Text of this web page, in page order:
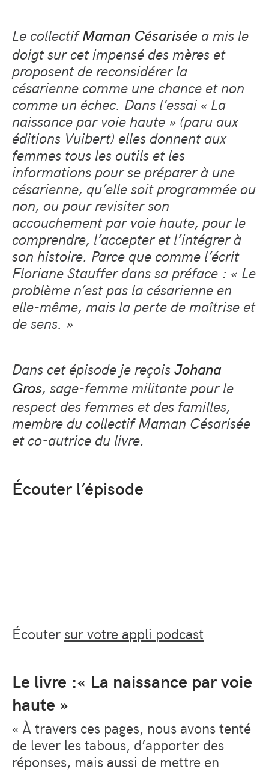
Le collectifMaman Césarisée a mis le
doigt sur cet impensé des mères et
proposent de reconsidérer la
césarienne comme une chance et non
comme un échec. Dans l’essai « La
naissance par voie haute » (paru aux
éditions Vuibert) elles donnent aux
femmes tous les outils et les
informations pour se préparer à une
césarienne, qu’elle soit programmée ou
non, ou pour revisiter son
accouchement par voie haute, pour le
comprendre, l’accepter et l’intégrer à
son histoire. Parce que comme l’écrit
Floriane Stauffer dans sa préface : « Le
problème n’est pas la césarienne en
elle-même, mais la perte de maîtrise et
de sens. »
Dans cet épisode je reçois Johana
Gros, sage-femme militante pour le
respect des femmes et des familles,
membre du collectif Maman Césarisée
et co-autrice du livre.
Écouter l’épisode
Écouter sur votre appli podcast
Le livre :« La naissance par voie
haute »
« À travers ces pages, nous avons tenté
de lever les tabous, d’apporter des
réponses, mais aussi de mettre en